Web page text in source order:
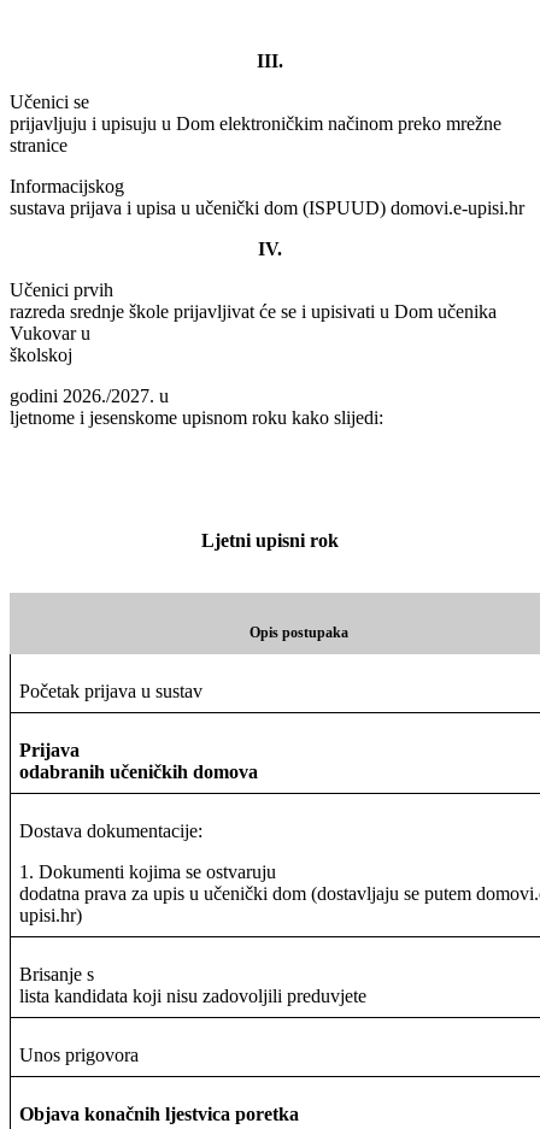
III.
Učenici se
prijavljuju i upisuju u Dom elektroničkim načinom preko mrežne
stranice
Informacijskog
sustava prijava i upisa u učenički dom (ISPUUD) domovi.e-upisi.hr
IV.
Učenici prvih
razreda srednje škole prijavljivat će se i upisivati u Dom učenika
Vukovar u
školskoj
godini 2026./2027. u
ljetnome i jesenskome upisnom roku kako slijedi:
Ljetni upisni rok
Opis postupaka
Početak prijava u sustav
Prijava
odabranih učeničkih domova
Dostava dokumentacije:
1. Dokumenti kojima se ostvaruju
dodatna prava za upis u učenički dom (dostavljaju se putem
upisi.hr)
Brisanje s
lista kandidata koji nisu zadovoljili preduvjete
Unos prigovora
Objava konačnih ljestvica poretka